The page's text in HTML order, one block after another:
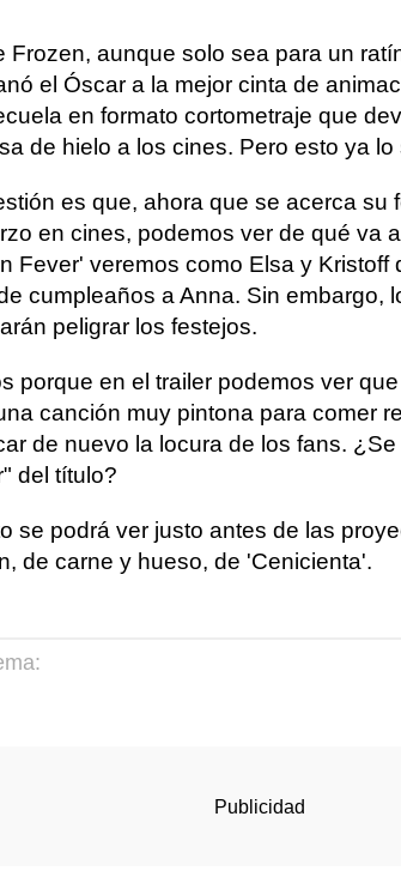
Frozen, aunque solo sea para un
el Óscar a la mejor cinta de
en formato cortometraje que
de hielo a los cines. Pero esto ya
es que, ahora que se acerca su
en cines, podemos ver de qué va
Fever' veremos como Elsa y Kristoff
cumpleaños a Anna. Sin embargo,
peligrar los festejos.
porque en el trailer podemos ver
canción muy pintona para comer
de nuevo la locura de los fans. ¿Se
del título?
se podrá ver justo antes de las
de carne y hueso, de 'Cenicienta'.